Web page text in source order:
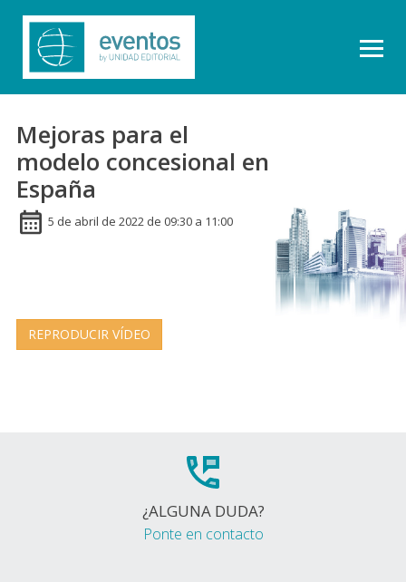
Mejoras para el
modelo concesional en
España
5 de abril de 2022 de 09:30 a 11:00
REPRODUCIR VÍDEO
¿ALGUNA DUDA?
Ponte en contacto